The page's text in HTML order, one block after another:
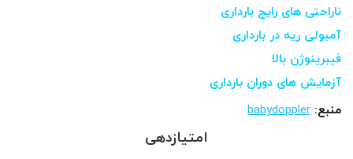
ناراحتی های رایج بارداری
آمبولی ریه در بارداری
فیبرینوژن بالا
آزمایش های دوران بارداری
منبع: babydoppler
امتیازدهی